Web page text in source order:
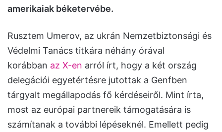
amerikaiak béketervébe.
Rusztem Umerov, az ukrán Nemzetbiztonsági és
Védelmi Tanács titkára néhány órával
korábban az X-en arról írt, hogy a két ország
delegációi egyetértésre jutottak a Genfben
tárgyalt megállapodás fő kérdéseiről. Mint írta,
most az európai partnereik támogatására is
számítanak a további lépéseknél. Emellett pedig